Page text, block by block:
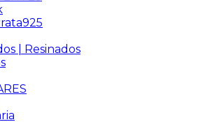
| Resinados